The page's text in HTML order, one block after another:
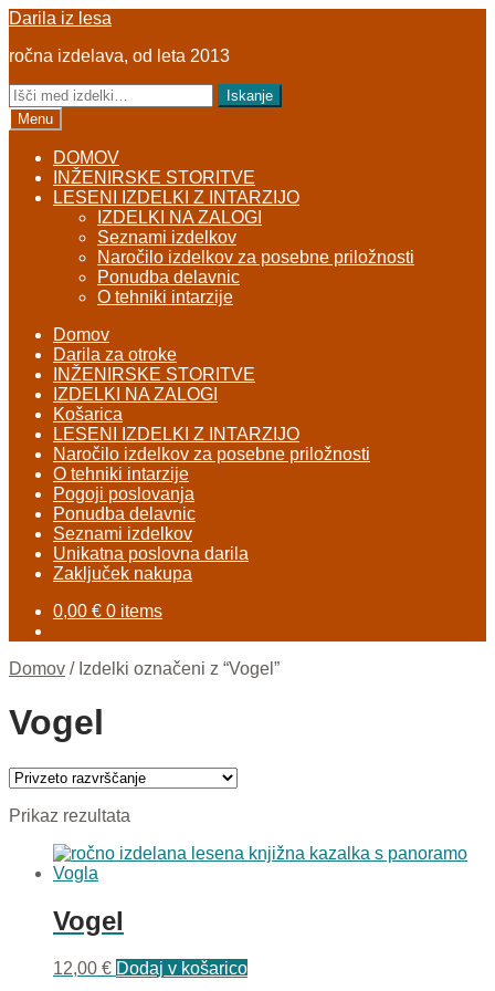
Skip
navigation
Skip
content
Darila iz lesa
ročna izdelava, od leta 2013
Išči:
Iskanje
Menu
DOMOV
INŽENIRSKE STORITVE
LESENI IZDELKI Z INTARZIJO
IZDELKI NA ZALOGI
Seznami izdelkov
Naročilo izdelkov za posebne priložnosti
Ponudba delavnic
O tehniki intarzije
Domov
Darila za otroke
INŽENIRSKE STORITVE
IZDELKI NA ZALOGI
Košarica
LESENI IZDELKI Z INTARZIJO
Naročilo izdelkov za posebne priložnosti
O tehniki intarzije
Pogoji poslovanja
Ponudba delavnic
Seznami izdelkov
Unikatna poslovna darila
Zaključek nakupa
0,00 € 0 items
Domov / Izdelki označeni z “Vogel”
Vogel
Prikaz rezultata
Vogel
12,00 € Dodaj v košarico